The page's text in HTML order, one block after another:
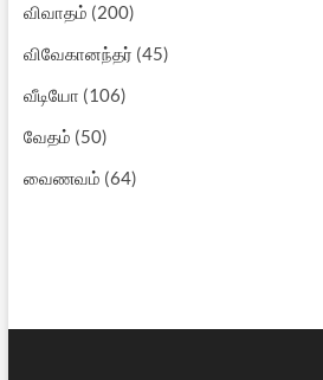
விவாதம் (200)
விவேகானந்தர் (45)
வீடியோ (106)
வேதம் (50)
வைணவம் (64)